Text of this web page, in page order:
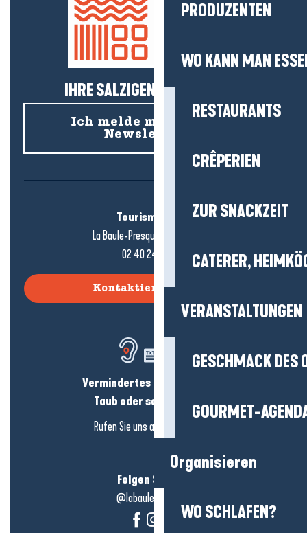
PRODUZENTEN
WO KANN MAN
RESTAURANTS
CRÊPERIEN
ZUR SNACKZEIT
CATERER,
VERANSTALTUNGEN
GESCHMACK DES
GOURMET-
Organisieren
WO SCHLAFEN?
IHRE SALZIGEN NEUIGKEITEN!
Ich melde mich für den
Newsletter an
Tourismusbüro
La Baule-Presqu'île de Guérande
02 40 24 34 44
Kontaktieren Sie uns
Vermindertes Hörvermögen?
Taub oder schwerhörig?
Rufen Sie uns an in
Folgen Sie uns!
@labauleguérande